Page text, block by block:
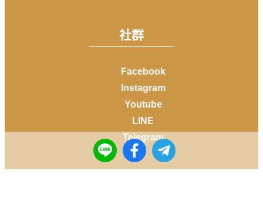
社群
Facebook
Instagram
Youtube
LINE
Telegram